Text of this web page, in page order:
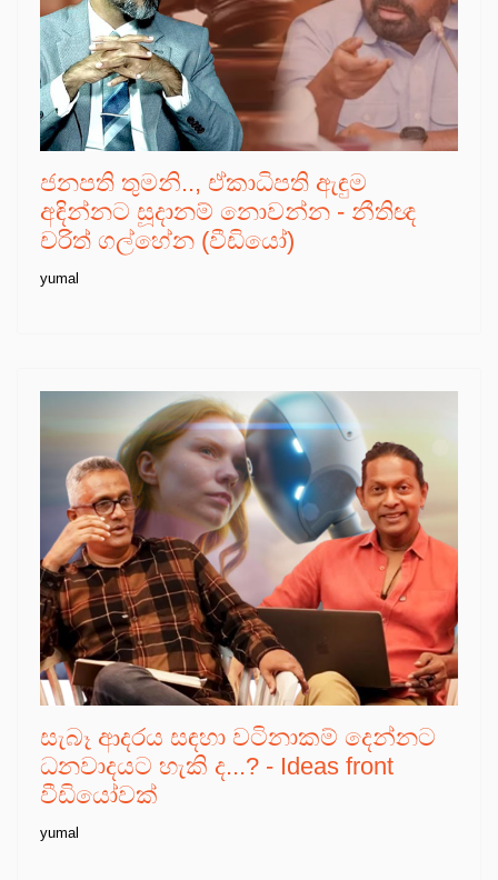
ජනපති තුමනි.., ඒකාධිපති ඇඳුම
අඳින්නට සූදානම් නොවන්න - නීතිඥ
චරිත් ගල්හේන (වීඩියෝ)
yumal
සැබෑ ආදරය සඳහා වටිනාකම් දෙන්නට
ධනවාදයට හැකි ද...? - Ideas front
වීඩියෝවක්
yumal